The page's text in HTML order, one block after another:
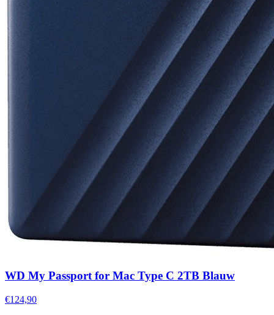
WD My Passport for Mac Type C 2TB Blauw
€124,90